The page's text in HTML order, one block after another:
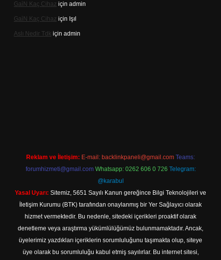
Gai̇N Kaç Cihaz için admin
Gai̇N Kaç Cihaz için Işıl
Aslı Nedir Tdk için admin
Reklam ve İletişim: E-mail: backlinkpaneli@gmail.com Teams:
forumhizmeti@gmail.com Whatsapp: 0262 606 0 726 Telegram:
@karabul
Yasal Uyarı: Sitemiz, 5651 Sayılı Kanun gereğince Bilgi Teknolojileri ve
İletişim Kurumu (BTK) tarafından onaylanmış bir Yer Sağlayıcı olarak
hizmet vermektedir. Bu nedenle, sitedeki içerikleri proaktif olarak
denetleme veya araştırma yükümlülüğümüz bulunmamaktadır. Ancak,
üyelerimiz yazdıkları içeriklerin sorumluluğunu taşımakta olup, siteye
üye olarak bu sorumluluğu kabul etmiş sayılırlar. Bu internet sitesi,